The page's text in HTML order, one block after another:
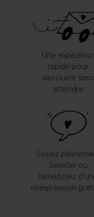
Une expédition
rapide pour
découvrir sans
attendre
Soyez
Satisfait ou
bénéficiez
réimpression